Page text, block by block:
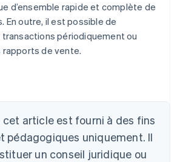
d’ensemble rapide et complète de
En outre, il est possible de
périodiquement ou
rapports de vente.
cet article est fourni à des fins
pédagogiques uniquement. Il
un conseil juridique ou